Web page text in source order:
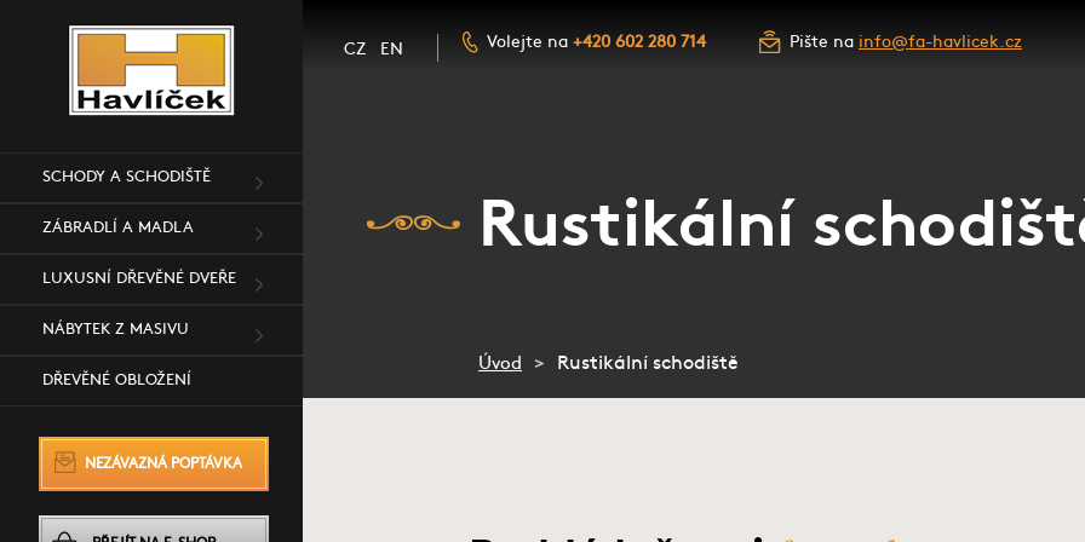
SCHODY A SCHODIŠTĚ
ZÁBRADLÍ A MADLA
LUXUSNÍ DŘEVĚNÉ DVEŘE
NÁBYTEK Z MASIVU
DŘEVĚNÉ OBLOŽENÍ
NEZÁVAZNÁ POPTÁVKA
CZ EN Volejte na +420 602 280 714 Pište na info@fa-havlicek.cz
Rustikální
Úvod Rustikální schodiště